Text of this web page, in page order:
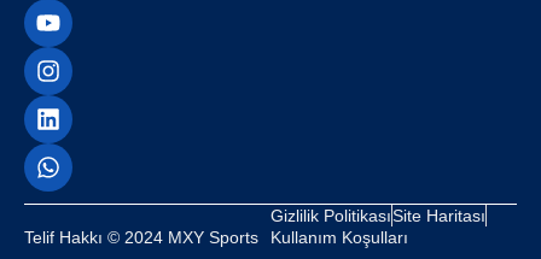
Telif Hakkı © 2024 MXY Sports
Gizlilik PolitikasıSite Haritası
Kullanım Koşulları